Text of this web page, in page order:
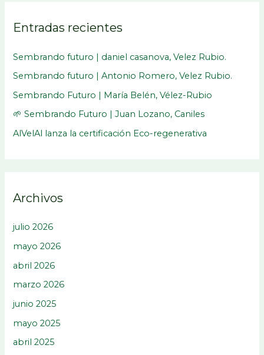
a
p
o
r
:
Entradas recientes
Sembrando futuro | daniel casanova, Velez Rubio.
Sembrando futuro | Antonio Romero, Velez Rubio.
Sembrando Futuro | María Belén, Vélez-Rubio
🌱 Sembrando Futuro | Juan Lozano, Caniles
AlVelAl lanza la certificación Eco-regenerativa
Archivos
julio 2026
mayo 2026
abril 2026
marzo 2026
junio 2025
mayo 2025
abril 2025